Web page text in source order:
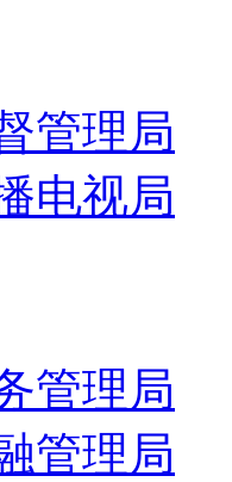
管理局
电视局
管理局
管理局